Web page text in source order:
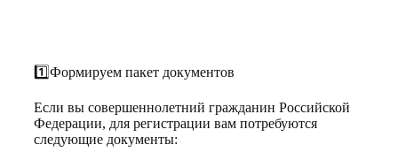
1️⃣Формируем пакет документов
Если вы совершеннолетний гражданин Российской
Федерации, для регистрации вам потребуются
следующие документы: